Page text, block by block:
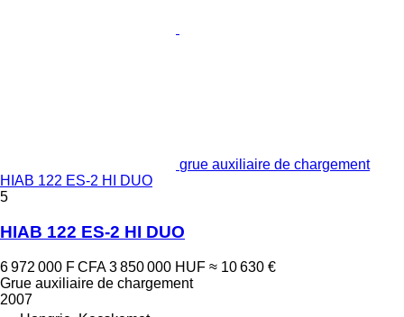
grue auxiliaire de chargement
HIAB 122 ES-2 HI DUO
5
HIAB 122 ES-2 HI DUO
6 972 000 F CFA 3 850 000 HUF ≈ 10 630 €
Grue auxiliaire de chargement
2007